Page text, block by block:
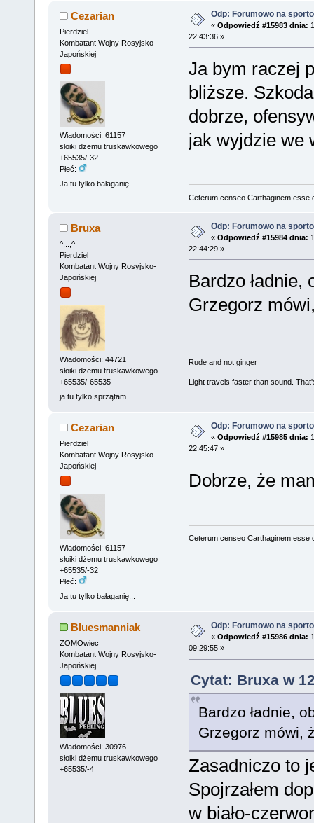
Cezarian
Pierdziel
Kombatant Wojny Rosyjsko-
Japońskiej
Wiadomości: 61157
słoiki dżemu truskawkowego
+65535/-32
Płeć:
Ja tu tylko bałaganię...
Odp: Forumowo na
« Odpowiedź #15983 dnia:
22:43:36 »
Ja bym raczej
bliższe.
dobrze,
jak wyjdzie we
Ceterum censeo Carthaginem esse
Bruxa
^,..,^
Pierdziel
Kombatant Wojny Rosyjsko-
Japońskiej
Wiadomości: 44721
słoiki dżemu truskawkowego
+65535/-65535
ja tu tylko sprzątam...
Odp: Forumowo na
« Odpowiedź #15984 dnia:
22:44:29 »
Bardzo ładnie,
Grzegorz
Rude and not ginger
Light travels faster than sound.
Cezarian
Pierdziel
Kombatant Wojny Rosyjsko-
Japońskiej
Wiadomości: 61157
słoiki dżemu truskawkowego
+65535/-32
Płeć:
Ja tu tylko bałaganię...
Odp: Forumowo na
« Odpowiedź #15985 dnia:
22:45:47 »
Dobrze, że
Ceterum censeo Carthaginem esse
Bluesmanniak
ZOMOwiec
Kombatant Wojny Rosyjsko-
Japońskiej
Wiadomości: 30976
słoiki dżemu truskawkowego
+65535/-4
Odp: Forumowo na
« Odpowiedź #15986 dnia:
09:29:55 »
Cytat: Bruxa w
Bardzo ładnie,
Grzegorz mówi,
Zasadniczo to
Spojrzałem
w biało-